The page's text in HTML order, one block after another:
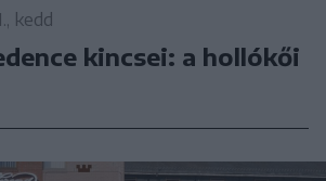
kedd
kincsei: a hollókői